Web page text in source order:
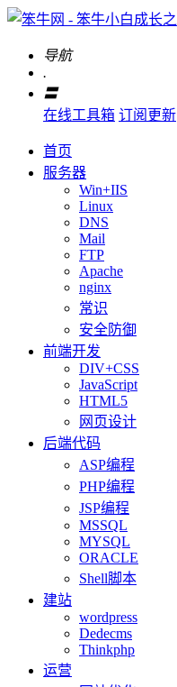
导航
.
〓
在线工具箱 订阅更新
首页
服务器
Win+IIS
Linux
DNS
Mail
FTP
Apache
nginx
常识
安全防御
前端开发
DIV+CSS
JavaScript
HTML5
网页设计
后端代码
ASP编程
PHP编程
JSP编程
MSSQL
MYSQL
ORACLE
Shell脚本
建站
wordpress
Dedecms
Thinkphp
运营